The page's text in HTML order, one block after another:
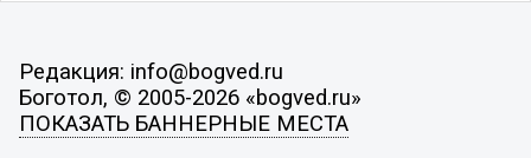
Редакция: info@bogved.ru
Боготол, © 2005-2026 «bogved.ru»
ПОКАЗАТЬ БАННЕРНЫЕ МЕСТА